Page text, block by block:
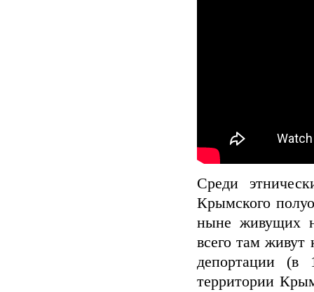
Среди
Крымского
ныне живущих
всего там живут
депортации (в
территории